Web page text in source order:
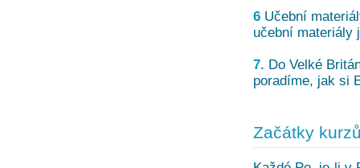
6Učební
učební materiály
7. Do Velké
poradíme, jak si
Začátky